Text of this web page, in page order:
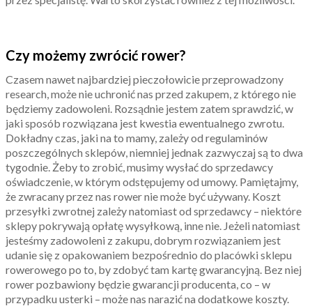
Czy możemy zwrócić rower?
Czasem nawet najbardziej pieczołowicie przeprowadzony
research, może nie uchronić nas przed zakupem, z którego nie
będziemy zadowoleni. Rozsądnie jestem zatem sprawdzić, w
jaki sposób rozwiązana jest kwestia ewentualnego zwrotu.
Dokładny czas, jaki na to mamy, zależy od regulaminów
poszczególnych sklepów, niemniej jednak zazwyczaj są to dwa
tygodnie. Żeby to zrobić, musimy wysłać do sprzedawcy
oświadczenie, w którym odstępujemy od umowy. Pamiętajmy,
że zwracany przez nas rower nie może być używany. Koszt
przesyłki zwrotnej zależy natomiast od sprzedawcy – niektóre
sklepy pokrywają opłatę wysyłkową, inne nie. Jeżeli natomiast
jesteśmy zadowoleni z zakupu, dobrym rozwiązaniem jest
udanie się z opakowaniem bezpośrednio do placówki sklepu
rowerowego po to, by zdobyć tam kartę gwarancyjną. Bez niej
rower pozbawiony będzie gwarancji producenta, co – w
przypadku usterki – może nas narazić na dodatkowe koszty.